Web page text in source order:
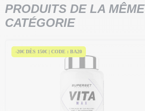
PRODUITS DE LA MÊME
CATÉGORIE
-20€ DÈS 150€ | CODE : BA20